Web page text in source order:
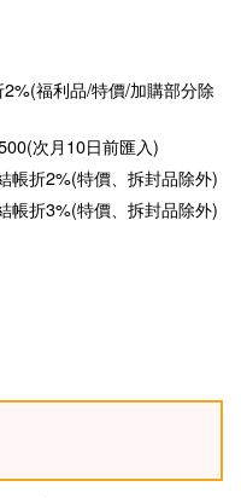
2%(福利品/特價/加購部分除
次月10日前匯入)
帳折2%(特價、拆封品除外)
帳折3%(特價、拆封品除外)